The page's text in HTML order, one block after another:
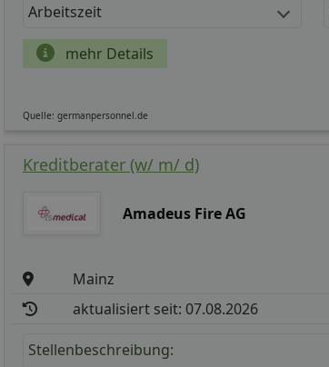
Arbeitszeit
mehr Details
Quelle: germanpersonnel.de
Kreditberater (w/ m/ d)
Amadeus Fire AG
Mainz
aktualisiert seit: 07.08.2026
Stellenbeschreibung: